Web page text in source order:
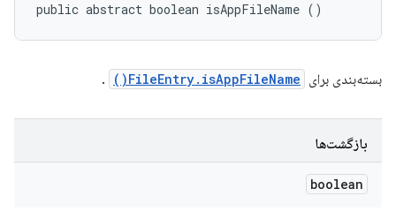
public abstract boolean isAppFileName ()
بسته‌بندی برای FileEntry.isAppFileName()
.
بازگشت‌ها
boolean